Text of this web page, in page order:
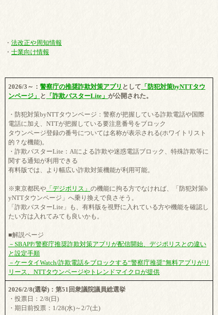
・ 法改正や周知情報
・ 士業向け情報
2026/3～： 警察庁の推奨詐欺対策アプリ として 「防犯対策byNTTタウ
ンページ」 と 「詐欺バスターLite」 が公開された。
・防犯対策byNTTタウンページ：警察が把握している詐欺電話や国際
電話に加え、NTTが把握している要注意番号をブロック
タウンページ登録の番号については名称が表示される(ホワイトリスト
的？な機能)。
・詐欺バスターLite：AIによる詐欺や迷惑電話ブロック、特殊詐欺等に
関する通知が利用できる
有料版では、より幅広い詐欺対策機能が利用可能。
※東京都民や 「デジポリス」 の機能に拘る方でなければ、「防犯対策b
yNTTタウンページ」へ乗り換えで良さそう。
「詐欺バスターLite」も、有料版を視野に入れている方や機能を確認し
たい方は入れてみても良いかも。
■解説ページ
－SBAPP/警察庁推奨詐欺対策アプリが配信開始、デジポリスとの違い
と設定手順
－ケータイWatch/詐欺電話をブロックする“警察庁推奨”無料アプリがリ
リース、NTTタウンページやトレンドマイクロが提供
2026/2/8(選挙)：第51回衆議院議員総選挙
・投票日：2/8(日)
・期日前投票：1/28(水)～2/7(土)